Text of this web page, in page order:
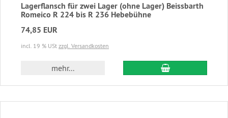
Lagerflansch für zwei Lager (ohne Lager) Beissbarth
Romeico R 224 bis R 236 Hebebühne
74,85 EUR
incl. 19 % USt zzgl. Versandkosten
mehr... In den